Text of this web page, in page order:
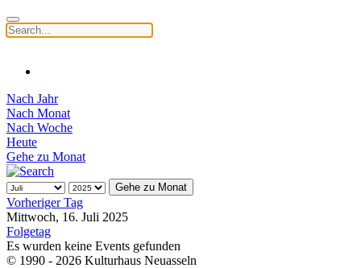
Nach Jahr
Nach Monat
Nach Woche
Heute
Gehe zu Monat
Gehe zu Monat
Vorheriger Tag
Mittwoch, 16. Juli 2025
Folgetag
Es wurden keine Events gefunden
© 1990 - 2026 Kulturhaus Neuasseln